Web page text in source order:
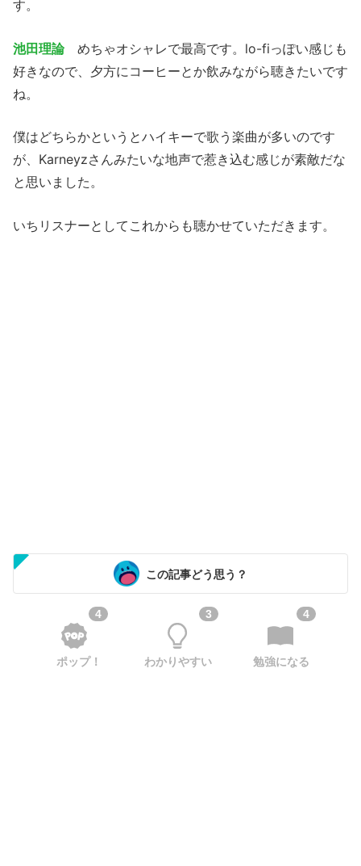
す。
池田理論めちゃオシャレで最高です。lo-fiっぽい感じも
好きなので、夕方にコーヒーとか飲みながら聴きたいです
ね。
僕はどちらかというとハイキーで歌う楽曲が多いのです
が、Karneyzさんみたいな地声で惹き込む感じが素敵だな
と思いました。
いちリスナーとしてこれからも聴かせていただきます。
この記事どう思う？
4
ポップ！
3
わかりやすい
4
勉強になる